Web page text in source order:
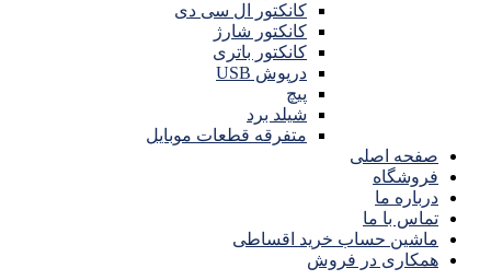
کانکتور ال سی دی
کانکتور شارژ
کانکتور باتری
درپوش USB
پیچ
شیلد برد
متفرقه قطعات موبایل
صفحه اصلی
فروشگاه
درباره ما
تماس با ما
ماشین حساب خرید اقساطی
همکاری در فروش